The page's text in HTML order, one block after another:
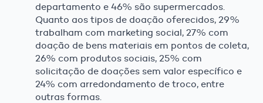
departamento e 46% são supermercados.
Quanto aos tipos de doação oferecidos, 29%
trabalham com marketing social, 27% com
doação de bens materiais em pontos de coleta,
26% com produtos sociais, 25% com
solicitação de doações sem valor específico e
24% com arredondamento de troco, entre
outras formas.